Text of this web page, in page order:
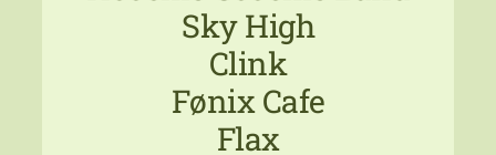
Sky High
Clink
Fønix Cafe
Flax